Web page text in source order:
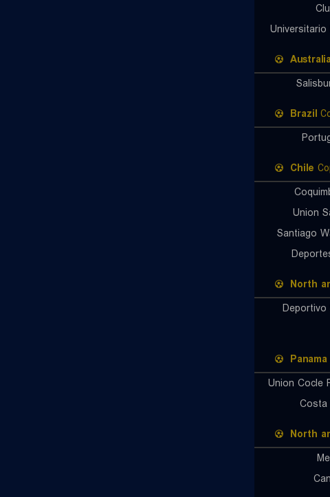
Brazil
Chile
Union
Santiago
North
Panama
Union Cocle
North